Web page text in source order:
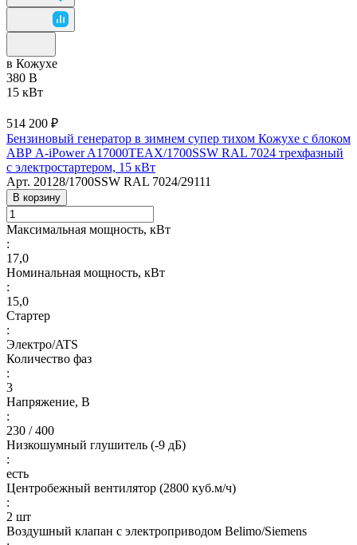
в Кожухе
380 В
15 кВт
514 200 ₽
Бензиновый генератор в зимнем супер тихом Кожухе с блоком
АВР A-iPower A17000TEAX/1700SSW RAL 7024 трехфазный
с электростартером, 15 кВт
Арт. 20128/1700SSW RAL 7024/29111
В корзину
Максимальная мощность, кВт
:
17,0
Номинальная мощность, кВт
:
15,0
Стартер
:
Электро/ATS
Количество фаз
:
3
Напряжение, В
:
230 / 400
Низкошумный глушитель (-9 дБ)
:
есть
Центробежный вентилятор (2800 куб.м/ч)
:
2 шт
Воздушный клапан с электроприводом Belimo/Siemens